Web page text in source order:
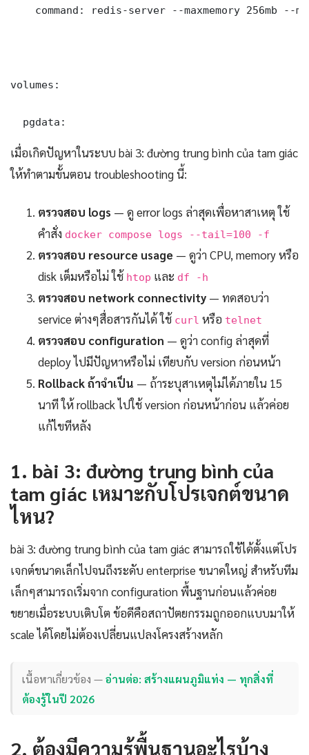
command: redis-server --maxmemory 256mb --
volumes:
  pgdata:
เมื่อเกิดปัญหาในระบบ bài 3: đường trung bình của tam giác
ให้ทำตามขั้นตอน troubleshooting นี้:
ตรวจสอบ logs — ดู error logs ล่าสุดเพื่อหาสาเหตุ ใช้
คำสั่ง docker compose logs --tail=100 -f
ตรวจสอบ resource usage — ดูว่า CPU, memory หรือ
disk เต็มหรือไม่ ใช้ htop และ df -h
ตรวจสอบ network connectivity — ทดสอบว่า
service ต่างๆสื่อสารกันได้ ใช้ curl หรือ telnet
ตรวจสอบ configuration — ดูว่า config ล่าสุดที่
deploy ไปมีปัญหาหรือไม่ เทียบกับ version ก่อนหน้า
Rollback ถ้าจำเป็น — ถ้าระบุสาเหตุไม่ได้ภายใน 15
นาที ให้ rollback ไปใช้ version ก่อนหน้าก่อน แล้วค่อย
แก้ไขทีหลัง
1. bài 3: đường trung bình của
tam giác เหมาะกับโปรเจกต์ขนาด
ไหน?
bài 3: đường trung bình của tam giác สามารถใช้ได้ตั้งแต่โปร
เจกต์ขนาดเล็กไปจนถึงระดับ enterprise ขนาดใหญ่ สำหรับทีม
เล็กๆสามารถเริ่มจาก configuration พื้นฐานก่อนแล้วค่อย
ขยายเมื่อระบบเติบโต ข้อดีคือสถาปัตยกรรมถูกออกแบบมาให้
scale ได้โดยไม่ต้องเปลี่ยนแปลงโครงสร้างหลัก
เนื้อหาเกี่ยวข้อง —อ่านต่อ: สร้างแผนภูมิแท่ง — ทุกสิ่งที่
ต้องรู้ในปี 2026
2. ต้องมีความรู้พื้นฐานอะไรบ้าง